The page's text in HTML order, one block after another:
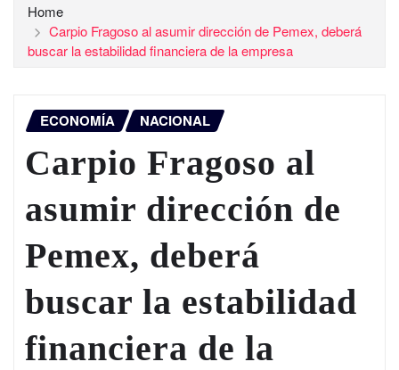
Home
Carpio Fragoso al asumir dirección de Pemex, deberá
buscar la estabilidad financiera de la empresa
ECONOMÍA NACIONAL
Carpio Fragoso al
asumir dirección de
Pemex, deberá
buscar la estabilidad
financiera de la